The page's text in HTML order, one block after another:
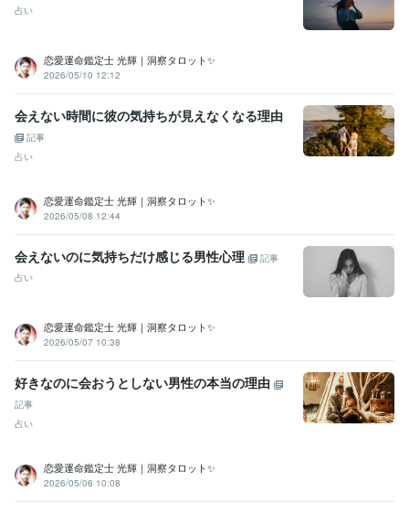
占い
恋愛運命鑑定士 光輝｜洞察タロット✨️
2026/05/10 12:12
会えない時間に彼の気持ちが見えなくなる理由
記事
占い
恋愛運命鑑定士 光輝｜洞察タロット✨️
2026/05/08 12:44
会えないのに気持ちだけ感じる男性心理
記事
占い
恋愛運命鑑定士 光輝｜洞察タロット✨️
2026/05/07 10:38
好きなのに会おうとしない男性の本当の理由
記事
占い
恋愛運命鑑定士 光輝｜洞察タロット✨️
2026/05/06 10:08